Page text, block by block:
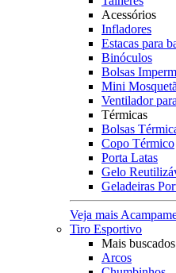
Acessórios
Infladores
Estacas para
Binóculos
Bolsas
Mini
Ventilador
Térmicas
Bolsas
Copo Térmico
Porta Latas
Gelo
Geladeiras
Veja mais
Tiro Esportivo
Mais buscados
Arcos